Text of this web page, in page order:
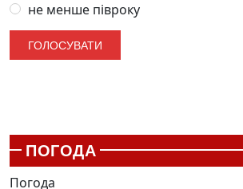
не менше півроку
ПОГОДА
Погода